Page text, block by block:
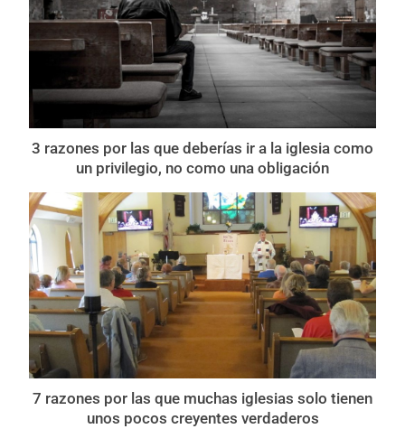
3 razones por las que deberías ir a la iglesia como
un privilegio, no como una obligación
7 razones por las que muchas iglesias solo tienen
unos pocos creyentes verdaderos